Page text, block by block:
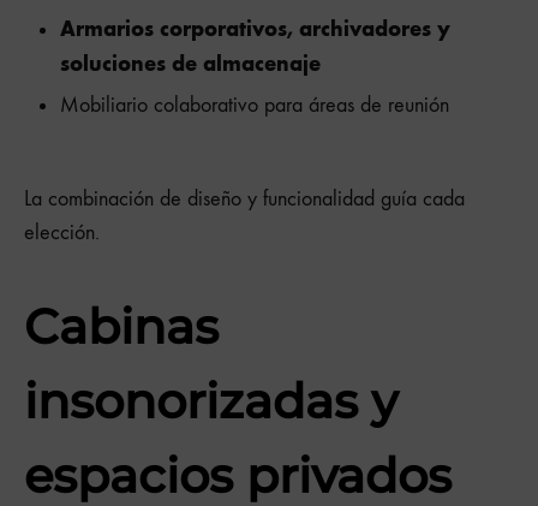
Armarios corporativos, archivadores y
soluciones de almacenaje
Mobiliario colaborativo para áreas de reunión
La combinación de diseño y funcionalidad guía cada
elección.
Cabinas
insonorizadas y
espacios privados